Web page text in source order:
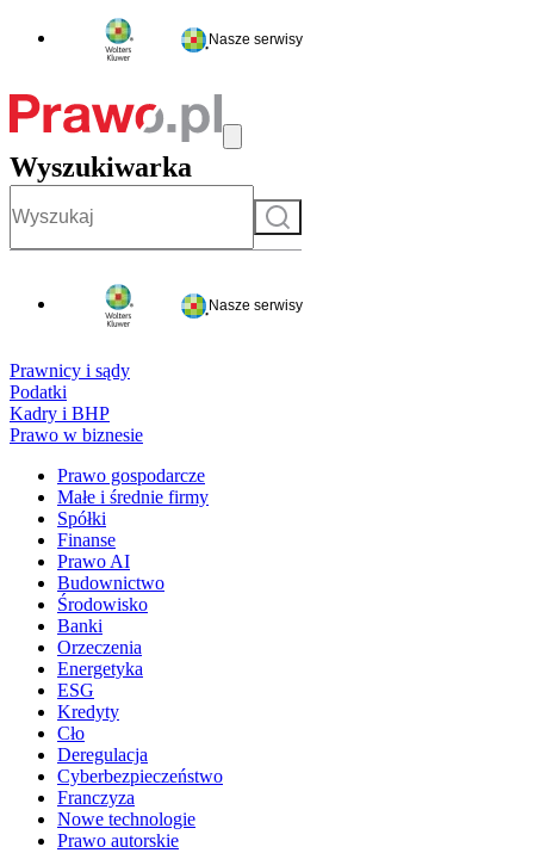
Nasze serwisy
Wyszukiwarka
Szukaj
Nasze serwisy
Prawnicy i sądy
Podatki
Kadry i BHP
Prawo w biznesie
Prawo gospodarcze
Małe i średnie firmy
Spółki
Finanse
Prawo AI
Budownictwo
Środowisko
Banki
Orzeczenia
Energetyka
ESG
Kredyty
Cło
Deregulacja
Cyberbezpieczeństwo
Franczyza
Nowe technologie
Prawo autorskie